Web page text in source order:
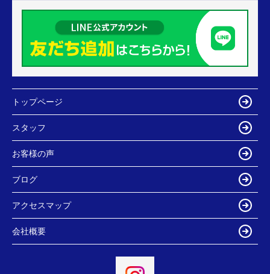
トップページ
スタッフ
お客様の声
ブログ
アクセスマップ
会社概要